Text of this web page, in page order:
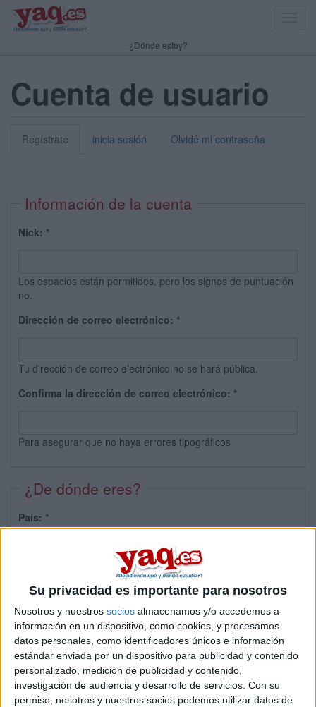
Su privacidad es importante para nosotros
Nosotros y nuestros socios almacenamos y/o accedemos a
información en un dispositivo, como cookies, y procesamos
datos personales, como identificadores únicos e información
estándar enviada por un dispositivo para publicidad y contenido
personalizado, medición de publicidad y contenido,
investigación de audiencia y desarrollo de servicios. Con su
permiso, nosotros y nuestros socios podemos utilizar datos de
¿Dónde estoy?
Cuenta de usuario
Regístrate inicia sesión Olvidé mi contraseña
Información de la cuenta
Nick: *
Los espacios están permitidos, pero los signos de puntuación
no.
Dirección de correo electrónico: *
Tu dirección de correo electrónico no se hará pública.
Confirma la dirección de correo electrónico: *
Para asegurar que no haya errores tipográficos
¿De dónde eres?
País: *
Sobre ti
Soy:*
Chico